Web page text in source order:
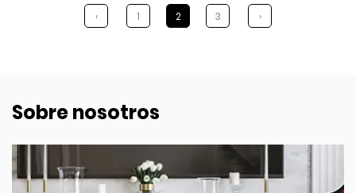
‹ 1 2 3 ›
Sobre nosotros